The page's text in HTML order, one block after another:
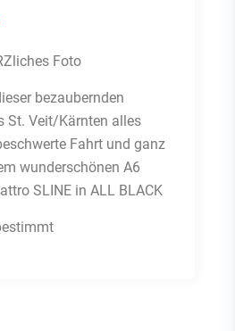
Foto
bezaubernden
St. Veit/Kärnten alles
Fahrt und ganz
wunderschönen A6
SLINE in ALL BLACK